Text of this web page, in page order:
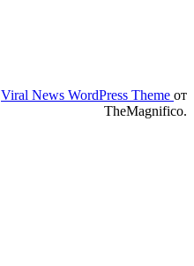
Viral News WordPress Theme от
TheMagnifico.